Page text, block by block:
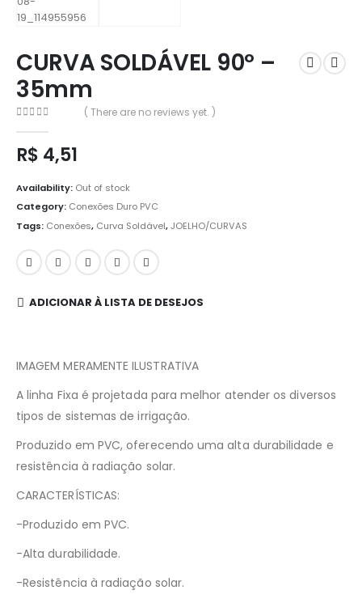
CURVA SOLDÁVEL 90º –
35mm
( There are no reviews yet. )
R$ 4,51
Availability: Out of stock
Category: Conexões Duro PVC
Tags: Conexões, Curva Soldável,JOELHO/CURVAS
ADICIONAR À LISTA DE DESEJOS
IMAGEM MERAMENTE ILUSTRATIVA
A linha Fixa é projetada para melhor atender os diversos
tipos de sistemas de irrigação.
Produzido em PVC, oferecendo uma alta durabilidade e
resistência à radiação solar.
CARACTERÍSTICAS:
-Produzido em PVC.
-Alta durabilidade.
-Resistência à radiação solar.